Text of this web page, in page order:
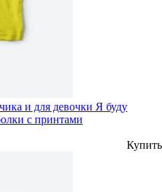
и для девочки Я буду
с принтами
Купить